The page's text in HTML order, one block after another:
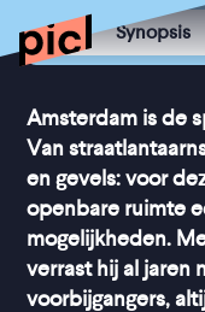
Synopsis
Amsterdam is de
Van
en gevels: voor
openbare ruimte
mogelijkheden.
verrast hij al jaren
voorbijgangers,